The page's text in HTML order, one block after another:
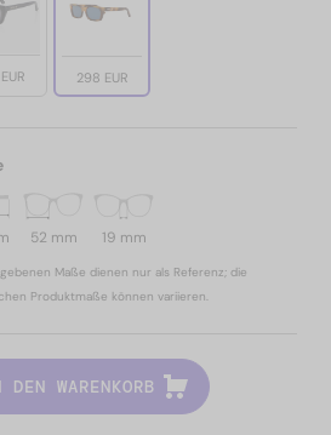
298 EUR
52 mm 19 mm
Maße dienen nur als Referenz; die
Produktmaße können variieren.
WARENKORB